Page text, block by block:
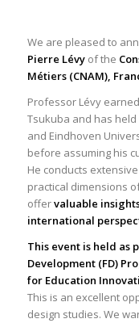
We are pleased to
Pierre Lévyof the
Métiers (CNAM),
Professor Lévy
Tsukuba and has
and Eindhoven
before assuming his
He conducts
practical dimensions
offervaluable
international
This event is held as
Development (FD)
for Education
This is an excellent
design studies. We